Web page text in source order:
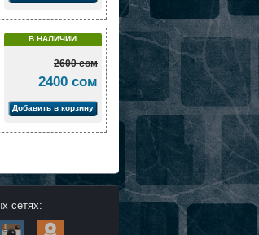
В НАЛИЧИИ
2600 сом
2400 сом
Добавить в корзину
сетях: